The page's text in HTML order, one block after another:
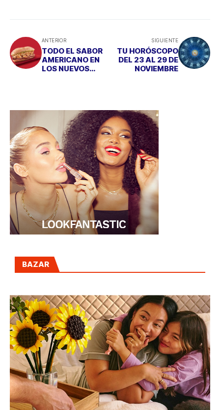
ANTERIOR
TODO EL SABOR
AMERICANO EN
LOS NUEVOS
SIGUIENTE
TU HORÓSCOPO
DEL 23 AL 29 DE
NOVIEMBRE
BAZAR